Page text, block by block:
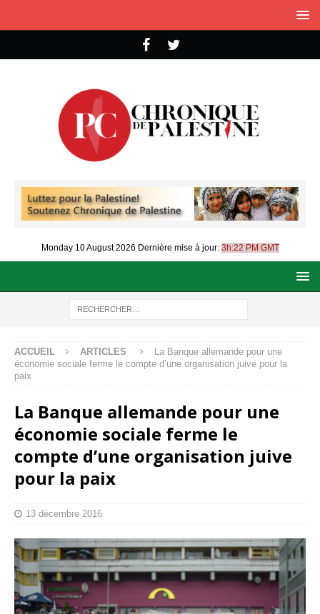
Monday 10 August 2026 Dernière mise à jour: 3h:22 PM GMT
ACCUEIL ARTICLES
La Banque allemande pour une
économie sociale ferme le compte d’une organisation juive pour la
paix
La Banque allemande pour une
économie sociale ferme le
compte d’une organisation juive
pour la paix
13 décembre 2016